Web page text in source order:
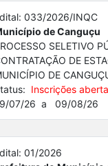
033/2026/INQC
de Canguçu
SELETIVO
DE
DE
Inscrições
07/26 a 09/08/26
01/2026